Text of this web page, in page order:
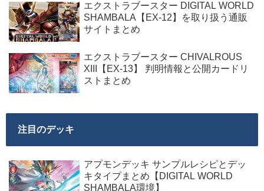
エクストラブースター DIGITAL WORLD
SHAMBALA【EX-12】を取り扱う通販
サイトまとめ
エクストラブースター CHIVALROUS
XIII【EX-13】 判明情報と公開カードリ
ストまとめ
注目のデッキ
アプモンデッキ サンプルレシピとデッ
キタイプまとめ【DIGITAL WORLD
SHAMBALA環境】